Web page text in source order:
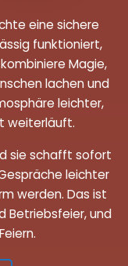
eine sichere
funktioniert,
Magie,
lachen und
leichter,
weiterläuft.
sie schafft sofort
leichter
werden. Das ist
Betriebsfeier, und